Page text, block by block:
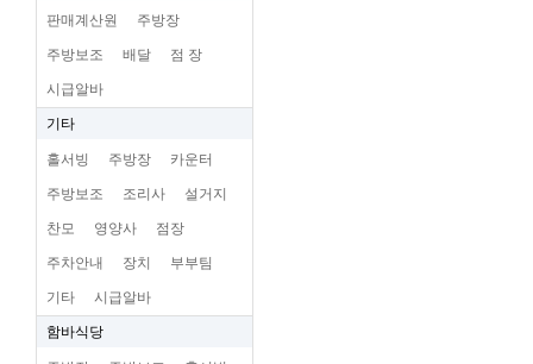
판매계산원 주방장
주방보조 배달 점 장
시급알바
기타
홀서빙 주방장 카운터
주방보조 조리사 설거지
찬모 영양사 점장
주차안내 장치 부부팀
기타 시급알바
함바식당